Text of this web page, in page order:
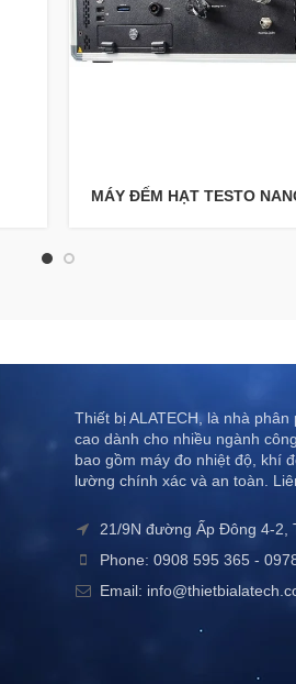
MÁY ĐẾM HẠT TESTO
Thiết bị ALATECH, là nhà
cao dành cho nhiều ngành
bao gồm máy đo nhiệt độ, khí
lường chính xác và an toàn.
21/9N đường Ấp Đông 4-2,
Phone: 0908 595 365 -
Email: